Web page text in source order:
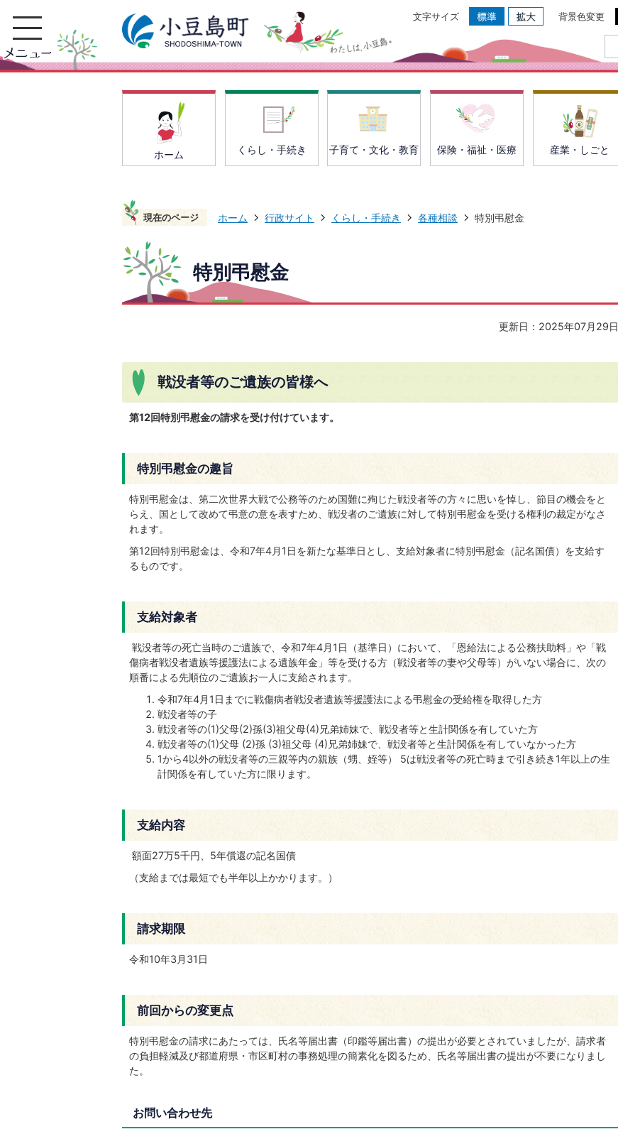
文字サイズ 背景色変更
ホーム くらし・手続き 子育て・文化・教育 保険・福祉・医療 産業・しごと
現在のページ ホーム 行政サイト くらし・手続き 各種相談 特別弔慰金
特別弔慰金
更新日：2025年07月29日
戦没者等のご遺族の皆様へ
第12回特別弔慰金の請求を受け付けています。
特別弔慰金の趣旨
特別弔慰金は、第二次世界大戦で公務等のため国難に殉じた戦没者等の方々に思いを悼し、節目の機会をと
らえ、国として改めて弔意の意を表すため、戦没者のご遺族に対して特別弔慰金を受ける権利の裁定がなさ
れます。
第12回特別弔慰金は、令和7年4月1日を新たな基準日とし、支給対象者に特別弔慰金（記名国債）を支給す
るものです。
支給対象者
戦没者等の死亡当時のご遺族で、令和7年4月1日（基準日）において、「恩給法による公務扶助料」や「戦
傷病者戦没者遺族等援護法による遺族年金」等を受ける方（戦没者等の妻や父母等）がいない場合に、次の
順番による先順位のご遺族お一人に支給されます。
令和7年4月1日までに戦傷病者戦没者遺族等援護法による弔慰金の受給権を取得した方
戦没者等の子
戦没者等の(1)父母(2)孫(3)祖父母(4)兄弟姉妹で、戦没者等と生計関係を有していた方
戦没者等の(1)父母 (2)孫 (3)祖父母 (4)兄弟姉妹で、戦没者等と生計関係を有していなかった方
1から4以外の戦没者等の三親等内の親族（甥、姪等） 5は戦没者等の死亡時まで引き続き1年以上の生
計関係を有していた方に限ります。
支給内容
額面27万5千円、5年償還の記名国債
（支給までは最短でも半年以上かかります。）
請求期限
令和10年3月31日
前回からの変更点
特別弔慰金の請求にあたっては、氏名等届出書（印鑑等届出書）の提出が必要とされていましたが、請求者
の負担軽減及び都道府県・市区町村の事務処理の簡素化を図るため、氏名等届出書の提出が不要になりまし
た。
お問い合わせ先